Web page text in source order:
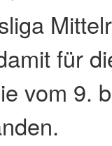
für
vom 9.